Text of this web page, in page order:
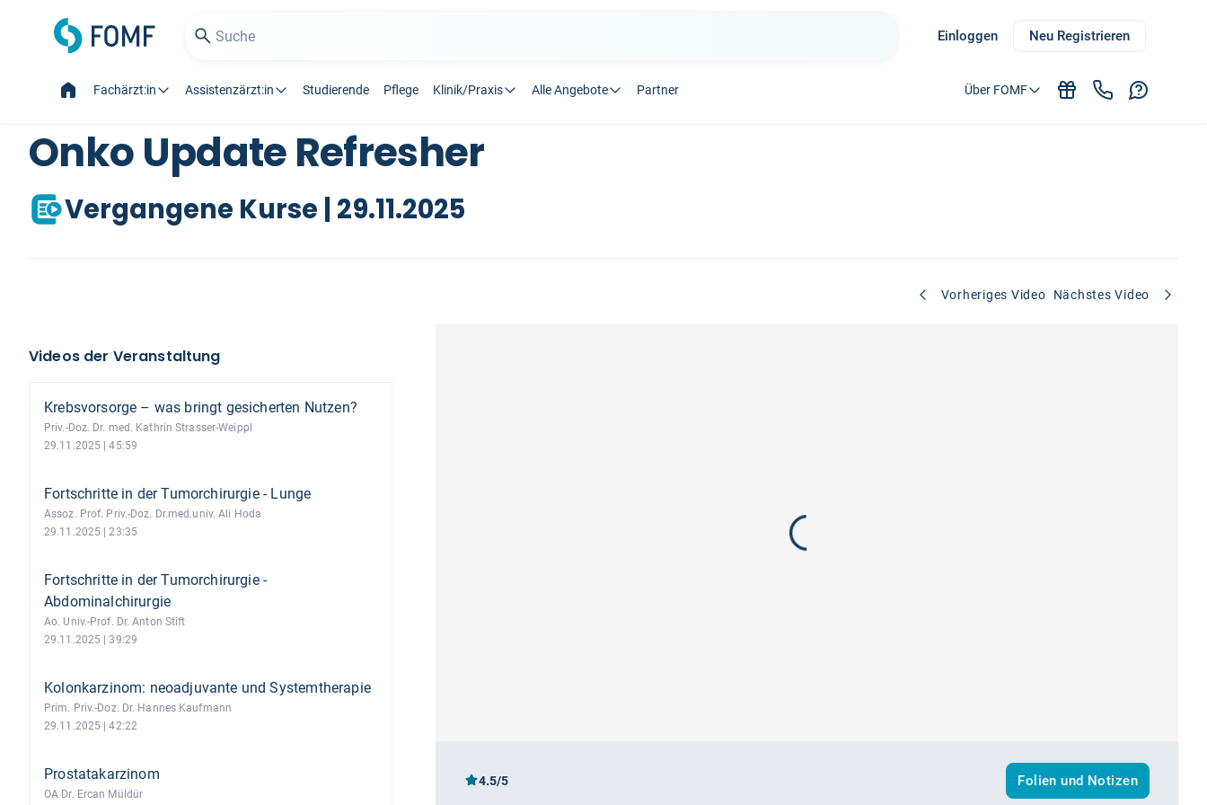
Einloggen Neu Registrieren
Fachärzt:in Assistenzärzt:in Studierende Pflege Klinik/Praxis Alle Angebote Partner Über FOMF
Onko Update Refresher
Vergangene Kurse | 29.11.2025
Vorheriges Video Nächstes Video
4.5/5 Folien und Notizen
Videos der Veranstaltung
Krebsvorsorge – was bringt gesicherten Nutzen?
Priv.-Doz. Dr. med. Kathrin Strasser-Weippl
29.11.2025 | 45:59
Fortschritte in der Tumorchirurgie - Lunge
Assoz. Prof. Priv.-Doz. Dr.med.univ. Ali Hoda
29.11.2025 | 23:35
Fortschritte in der Tumorchirurgie -
Abdominalchirurgie
Ao. Univ.-Prof. Dr. Anton Stift
29.11.2025 | 39:29
Kolonkarzinom: neoadjuvante und Systemtherapie
Prim. Priv.-Doz. Dr. Hannes Kaufmann
29.11.2025 | 42:22
Prostatakarzinom
OA Dr. Ercan Müldür